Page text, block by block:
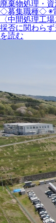
廃棄物処理・
◇募集職種◇ ◉
〈中間処理工
採否に関わら
を読む